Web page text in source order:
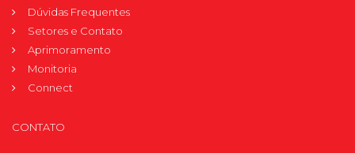
Dúvidas Frequentes
Setores e Contato
Aprimoramento
Monitoria
Connect
CONTATO